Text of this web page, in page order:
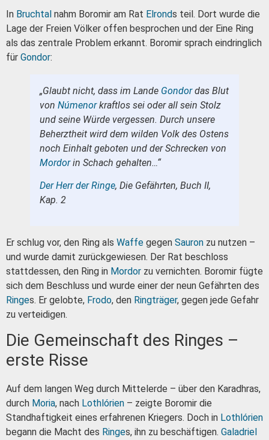
In Bruchtal nahm Boromir am Rat Elronds teil. Dort wurde die
Lage der Freien Völker offen besprochen und der Eine Ring
als das zentrale Problem erkannt. Boromir sprach eindringlich
für Gondor:
„Glaubt nicht, dass im Lande Gondordas Blut
von Númenorkraftlos sei oder all sein Stolz
und seine Würde vergessen. Durch unsere
Beherztheit wird dem wilden Volk des Ostens
noch Einhalt geboten und der Schrecken von
Mordorin Schach gehalten…“
Der Herr der Ringe, Die Gefährten, Buch II,
Kap. 2
Er schlug vor, den Ring als Waffe gegen Sauron zu nutzen –
und wurde damit zurückgewiesen. Der Rat beschloss
stattdessen, den Ring in Mordor zu vernichten. Boromir fügte
sich dem Beschluss und wurde einer der neun Gefährten des
Ringes. Er gelobte, Frodo, den Ringträger, gegen jede Gefahr
zu verteidigen.
Die Gemeinschaft des Ringes –
erste Risse
Auf dem langen Weg durch Mittelerde – über den Karadhras,
durch Moria, nach Lothlórien – zeigte Boromir die
Standhaftigkeit eines erfahrenen Kriegers. Doch in Lothlórien
begann die Macht des Ringes, ihn zu beschäftigen. Galadriel